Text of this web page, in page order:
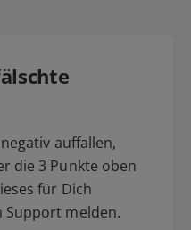
auffallen,
die 3 Punkte oben
für Dich
Support melden.